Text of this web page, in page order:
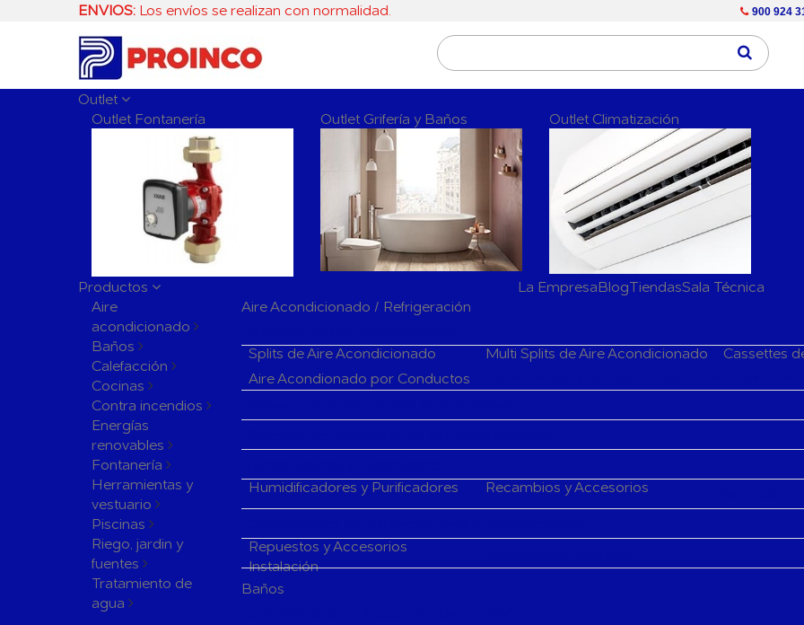
ENVIOS: Los envíos se realizan con normalidad. 900 924
Outlet
Outlet Fontanería
Outlet Grifería y Baños Outlet Climatización
Sala Técnica
Tiendas
Blog
La Empresa
Productos
Aire
acondicionado
Baños
Calefacción
Cocinas
Contra incendios
Energías
renovables
Fontanería
Herramientas y
vestuario
Piscinas
Riego, jardin y
fuentes
Tratamiento de
agua
Aire Acondicionado / Refrigeración
Splits de Aire Acondicionado
Multi Splits de Aire Acondicionado
Cassettes
Aire Acondionado por Conductos
Humidificadores y Purificadores
Recambios y Accesorios
Repuestos y Accesorios
Instalación
Baños